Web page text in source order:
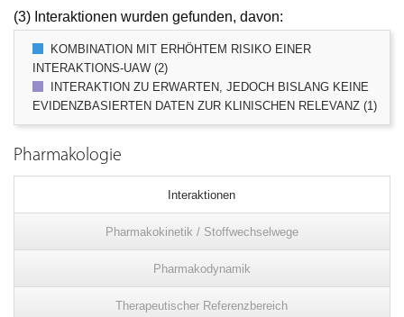
(3) Interaktionen wurden gefunden, davon:
KOMBINATION MIT ERHÖHTEM RISIKO EINER
INTERAKTIONS-UAW (2)
INTERAKTION ZU ERWARTEN, JEDOCH BISLANG KEINE
EVIDENZBASIERTEN DATEN ZUR KLINISCHEN RELEVANZ (1)
Pharmakologie
Interaktionen
Pharmakokinetik / Stoffwechselwege
Pharmakodynamik
Therapeutischer Referenzbereich